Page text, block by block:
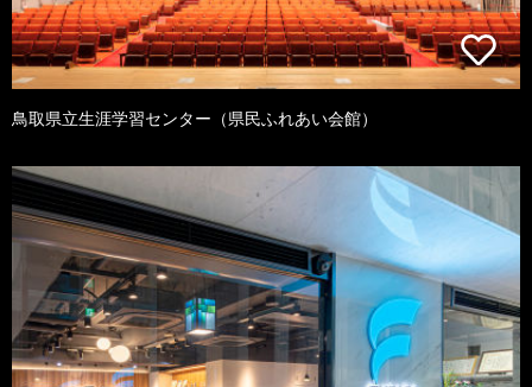
鳥取県立生涯学習センター（県民ふれあい会館）